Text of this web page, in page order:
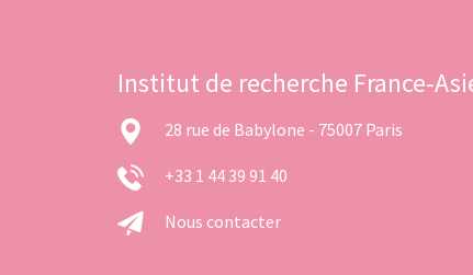
Institut de recherche France-
28 rue de Babylone - 75007 Paris
+33 1 44 39 91 40
Nous contacter